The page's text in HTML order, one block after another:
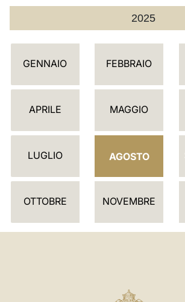
2025
C
L
D
R
GENNAIO FEBBRAIO
APRILE MAGGIO
LUGLIO AGOSTO
OTTOBRE NOVEMBRE